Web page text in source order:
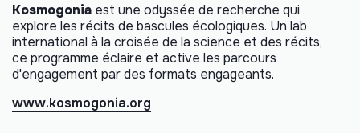
Kosmogonia est une odyssée de recherche qui
explore les récits de bascules écologiques. Un lab
international à la croisée de la science et des récits,
ce programme éclaire et active les parcours
d'engagement par des formats engageants.
www.kosmogonia.org